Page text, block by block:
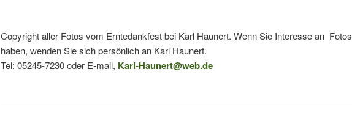
Copyright aller Fotos vom Erntedankfest bei Karl Haunert. Wenn Sie Interesse an Fotos
haben, wenden Sie sich persönlich an Karl Haunert.
Tel: 05245-7230 oder E-mail, Karl-Haunert@web.de